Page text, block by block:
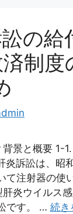
の給
制度
景と概要 1-
訴訟は、昭
て注射器の使
炎ウイルス
です。 … 続き